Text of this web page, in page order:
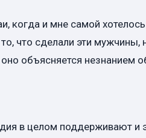
когда и мне самой
что сделали эти
объясняется незнанием
в целом поддерживают и